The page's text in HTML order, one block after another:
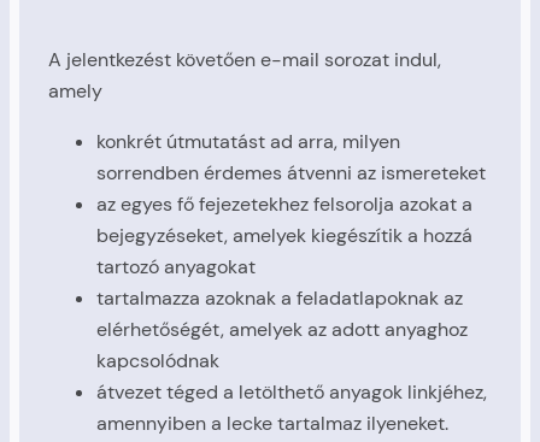
A jelentkezést követően e-mail sorozat indul,
amely
konkrét útmutatást ad arra, milyen
sorrendben érdemes átvenni az ismereteket
az egyes fő fejezetekhez felsorolja azokat a
bejegyzéseket, amelyek kiegészítik a hozzá
tartozó anyagokat
tartalmazza azoknak a feladatlapoknak az
elérhetőségét, amelyek az adott anyaghoz
kapcsolódnak
átvezet téged a letölthető anyagok linkjéhez,
amennyiben a lecke tartalmaz ilyeneket.